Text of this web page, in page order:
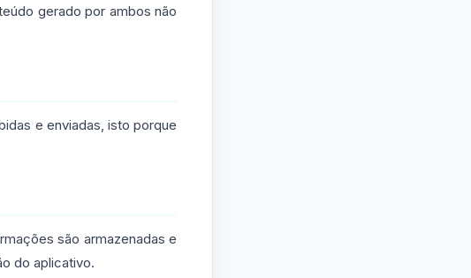
gerado por ambos não
e enviadas, isto porque
são armazenadas e
do aplicativo.